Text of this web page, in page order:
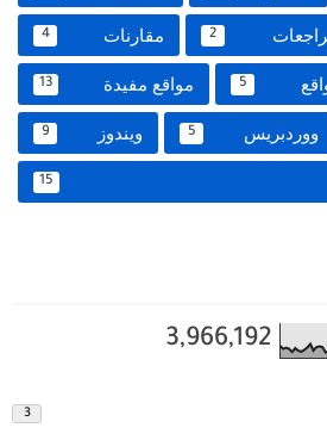
2 مقارنات 4
5 مواقع مفيدة 13
ووردبريس 5 ويندوز 9
15
3,966,192
3